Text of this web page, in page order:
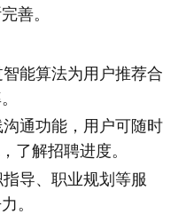
善。
能算法为用户推荐合
通功能，用户可随时
了解招聘进度。
导、职业规划等服
。